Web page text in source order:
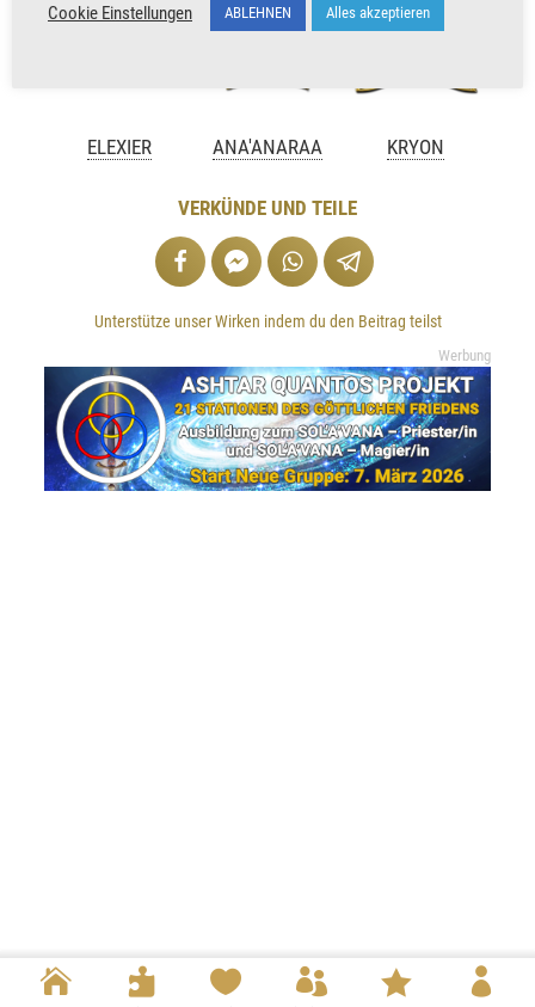
ELEXIER ANA'ANARAA KRYON
VERKÜNDE UND TEILE
Unterstütze unser Wirken indem du den Beitrag teilst
Werbung
Cookie Einstellungen ABLEHNEN Alles akzeptieren